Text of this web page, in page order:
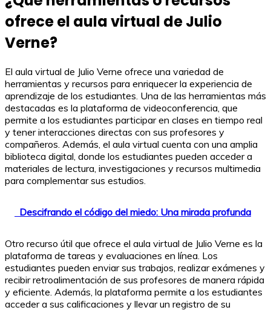
ofrece el aula virtual de Julio
Verne?
El aula virtual de Julio Verne ofrece una variedad de
herramientas y recursos para enriquecer la experiencia de
aprendizaje de los estudiantes. Una de las herramientas más
destacadas es la plataforma de videoconferencia, que
permite a los estudiantes participar en clases en tiempo real
y tener interacciones directas con sus profesores y
compañeros. Además, el aula virtual cuenta con una amplia
biblioteca digital, donde los estudiantes pueden acceder a
materiales de lectura, investigaciones y recursos multimedia
para complementar sus estudios.
Descifrando el código del miedo: Una mirada profunda
Otro recurso útil que ofrece el aula virtual de Julio Verne es la
plataforma de tareas y evaluaciones en línea. Los
estudiantes pueden enviar sus trabajos, realizar exámenes y
recibir retroalimentación de sus profesores de manera rápida
y eficiente. Además, la plataforma permite a los estudiantes
acceder a sus calificaciones y llevar un registro de su